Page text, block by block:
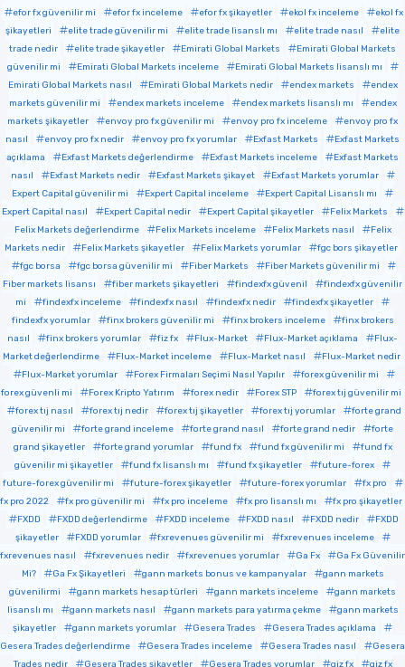
efor fx güvenilir mi efor fx inceleme efor fx şikayetler ekol fx inceleme
ekol fx
şikayetleri
elite trade güvenilir mi elite trade lisanslı mı elite trade nasıl
elite
trade nedir
elite trade şikayetler Emirati Global Markets
Emirati Global Markets
güvenilir mi
Emirati Global Markets inceleme
Emirati Global Markets lisanslı mı
Emirati Global Markets nasıl
Emirati Global Markets nedir endex markets
endex
markets güvenilir mi
endex markets inceleme endex markets lisanslı mı
endex
markets şikayetler
envoy pro fx güvenilir mi envoy pro fx inceleme
envoy pro fx
nasıl
envoy pro fx nedir envoy pro fx yorumlar Exfast Markets
Exfast Markets
açıklama
Exfast Markets değerlendirme Exfast Markets inceleme
Exfast Markets
nasıl
Exfast Markets nedir Exfast Markets şikayet
Exfast Markets yorumlar
Expert Capital güvenilir mi
Expert Capital inceleme
Expert Capital Lisanslı mı
Expert Capital nasıl
Expert Capital nedir Expert Capital şikayetler
Felix Markets
Felix Markets değerlendirme
Felix Markets inceleme Felix Markets nasıl
Felix
Markets nedir
Felix Markets şikayetler Felix Markets yorumlar
fgc bors şikayetler
fgc borsa
fgc borsa güvenilir mi Fiber Markets
Fiber Markets güvenilir mi
Fiber markets lisansı
fiber markets şikayetleri findexfx güvenil
findexfx güvenilir
mi
findexfx inceleme findexfx nasıl findexfx nedir
findexfx şikayetler
findexfx yorumlar
finx brokers güvenilir mi finx brokers inceleme
finx brokers
nasıl
finx brokers yorumlar fiz fx Flux-Market Flux-Market açıklama
Flux-
Market değerlendirme
Flux-Market inceleme Flux-Market nasıl
Flux-Market nedir
Flux-Market yorumlar
Forex Firmaları Seçimi Nasıl Yapılır
forex güvenilir mi
forex güvenli mi
Forex Kripto Yatırım forex nedir Forex STP
forex tıj güvenilir mi
forex tıj nasıl
forex tıj nedir forex tıj şikayetler forex tıj yorumlar
forte grand
güvenilir mi
forte grand inceleme forte grand nasıl forte grand nedir
forte
grand şikayetler
forte grand yorumlar fund fx fund fx güvenilir mi
fund fx
güvenilir mi şikayetler
fund fx lisanslı mı fund fx şikayetler
future-forex
future-forex güvenilir mi
future-forex şikayetler future-forex yorumlar
fx pro
fx pro 2022
fx pro güvenilir mi fx pro inceleme fx pro lisanslı mı
fx pro şikayetler
FXDD
FXDD değerlendirme FXDD inceleme FXDD nasıl FXDD nedir
FXDD
şikayetler
FXDD yorumlar fxrevenues güvenilir mi
fxrevenues inceleme
fxrevenues nasıl
fxrevenues nedir fxrevenues yorumlar Ga Fx
Ga Fx Güvenilir
Mi?
Ga Fx Şikayetleri gann markets bonus ve kampanyalar
gann markets
güvenilirmi
gann markets hesap türleri gann markets inceleme
gann markets
lisanslı mı
gann markets nasıl gann markets para yatırma çekme
gann markets
şikayetler
gann markets yorumlar Gesera Trades
Gesera Trades açıklama
Gesera Trades değerlendirme
Gesera Trades inceleme Gesera Trades nasıl
Gesera
Trades nedir
Gesera Trades şikayetler Gesera Trades yorumlar giz fx
giz fx